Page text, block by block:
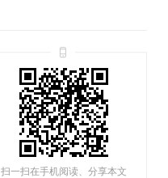
扫一扫在手机阅读、分享本文